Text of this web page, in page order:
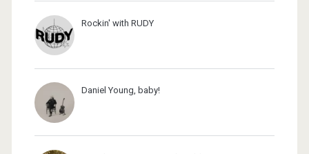
Rockin' with RUDY
Daniel Young, baby!